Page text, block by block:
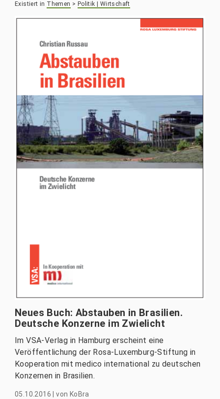
Existiert in Themen > Politik | Wirtschaft
Neues Buch: Abstauben in Brasilien.
Deutsche Konzerne im Zwielicht
Im VSA-Verlag in Hamburg erscheint eine
Veröffentlichung der Rosa-Luxemburg-Stiftung in
Kooperation mit medico international zu deutschen
Konzernen in Brasilien.
05.10.2016 |von KoBra